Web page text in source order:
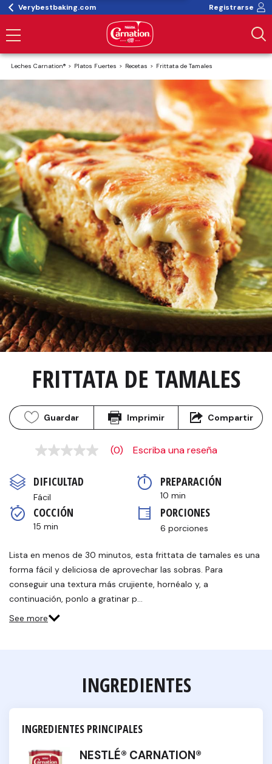
Verybestbaking.com Registrarse
Leches Carnation® Platos Fuertes Recetas Frittata de Tamales
FRITTATA DE TAMALES
Guardar Imprimir Compartir
Sin
en
la
misma
página.
(0) Escriba una reseña
DIFICULTAD
Fácil
PREPARACIÓN
10 min
COCCIÓN
15 min
PORCIONES
6 porciones
Lista en menos de 30 minutos, esta frittata de tamales es una
forma fácil y deliciosa de aprovechar las sobras. Para
conseguir una textura más crujiente, hornéalo y, a
continuación, ponlo a gratinar p…
See more
INGREDIENTES
INGREDIENTES PRINCIPALES
NESTLÉ® CARNATION®